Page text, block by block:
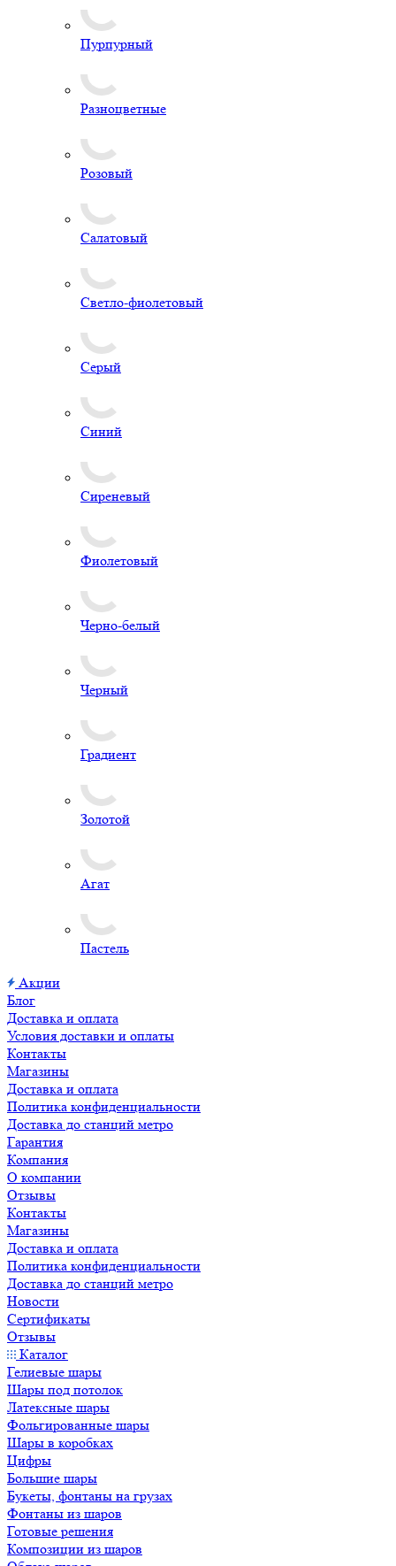
Пурпурный
Разноцветные
Розовый
Салатовый
Светло-фиолетовый
Серый
Синий
Сиреневый
Фиолетовый
Черно-белый
Черный
Градиент
Золотой
Агат
Пастель
Акции
Блог
Доставка и оплата
Условия доставки и оплаты
Контакты
Магазины
Доставка и оплата
Политика конфиденциальности
Доставка до станций метро
Гарантия
Компания
О компании
Отзывы
Контакты
Магазины
Доставка и оплата
Политика конфиденциальности
Доставка до станций метро
Новости
Сертификаты
Отзывы
Каталог
Гелиевые шары
Шары под потолок
Латексные шары
Фольгированные шары
Шары в коробках
Цифры
Большие шары
Букеты, фонтаны на грузах
Фонтаны из шаров
Готовые решения
Композиции из шаров